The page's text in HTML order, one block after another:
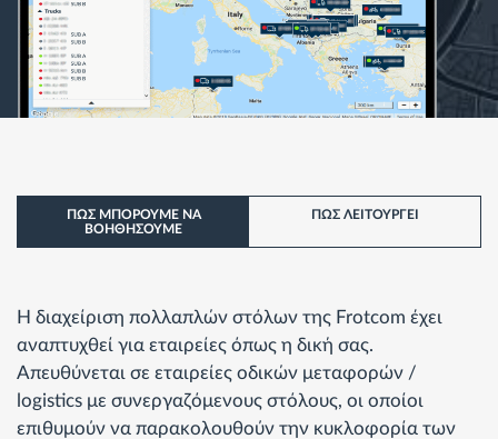
ΠΩΣ ΜΠΟΡΟΥΜΕ ΝΑ
ΒΟΗΘΗΣΟΥΜΕ
ΠΩΣ ΛΕΙΤΟΥΡΓΕI
Η διαχείριση πολλαπλών στόλων της Frotcom έχει
αναπτυχθεί για εταιρείες όπως η δική σας.
Απευθύνεται σε εταιρείες οδικών μεταφορών /
logistics με συνεργαζόμενους στόλους, οι οποίοι
επιθυμούν να παρακολουθούν την κυκλοφορία των